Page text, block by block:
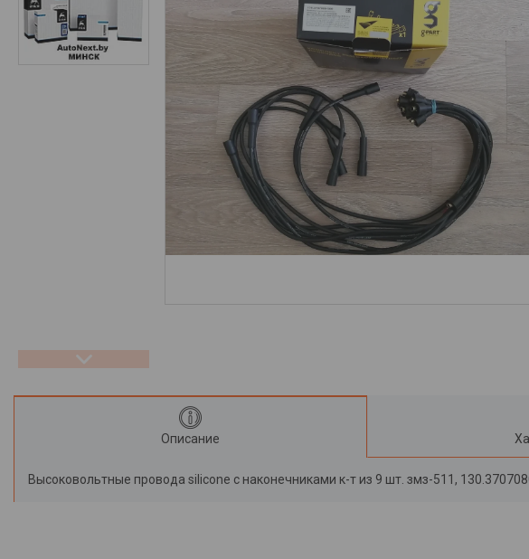
Отзывы
Новости
Описание
Высоковольтные провода silicone с наконечниками к-т из 9 шт. змз-511,